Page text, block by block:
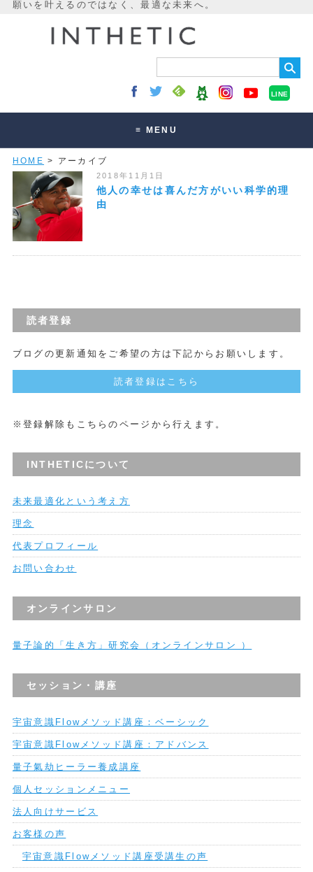
LINE
≡ MENU
講座・セッション
HOME > アーカイブ
2018年11月1日
他人の幸せは喜んだ方がいい科学的理
由
読者登録
ブログの更新通知をご希望の方は下記からお願いします。
読者登録はこちら
※登録解除もこちらのページから行えます。
INTHETICについて
未来最適化という考え方
理念
代表プロフィール
お問い合わせ
オンラインサロン
量子論的「生き方」研究会（オンラインサロン ）
セッション・講座
宇宙意識Flowメソッド講座：ベーシック
宇宙意識Flowメソッド講座：アドバンス
量子氣劫ヒーラー養成講座
個人セッションメニュー
法人向けサービス
お客様の声
宇宙意識Flowメソッド講座受講生の声